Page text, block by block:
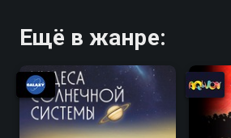
Ещё в жанре: